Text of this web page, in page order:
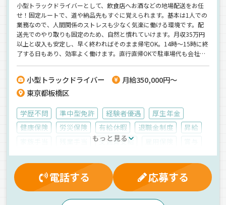
小型トラックドライバーとして、飲食店へお酒などの地場配送をお任
せ！固定ルートで、道や納品先もすぐに覚えられます。基本は1人での
業務なので、人間関係のストレスも少なく気楽に働ける環境です。配
送先でのやり取りも固定のため、自然と慣れていけます。月収35万円
以上と収入も安定し、早く終わればそのまま帰宅OK。14時～15時に終
了する日もあり、効率よく働けます。直行直帰OKで駐車場代も会社負
小型トラックドライバー
月給350,000円～
東京都板橋区
学歴不問 準中型免許 経験者優遇
厚生年金
健康保険
労災保険 有給休暇 退職金制度
昇給
交通費支給
大型連休
再雇用制度 朝 昼 夕方
手積み
個店配送
ルート配送 地場
1人1台専用車
その他
平ボディ車 正社員
もっと見る
電話する 応募する